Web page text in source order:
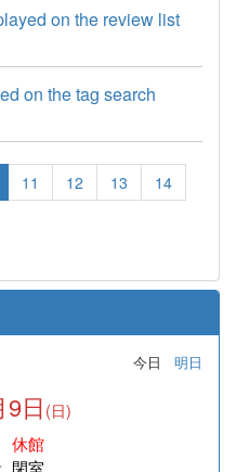
on the review list
on the tag search
11 12 13
14
今日 明日
9日 (日)
休館
閉室